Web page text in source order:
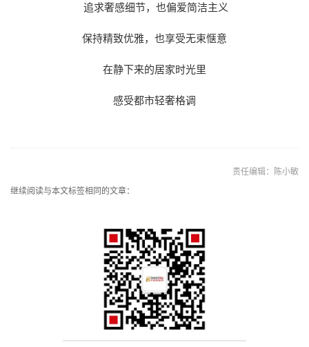
追求奢感细节，也偏爱简洁主义
保持精致优雅，也享受无束惬意
在静下来的居家时光里
感受都市轻奢格调
责任编辑：陈小敏
继续阅读与本文标签相同的文章：